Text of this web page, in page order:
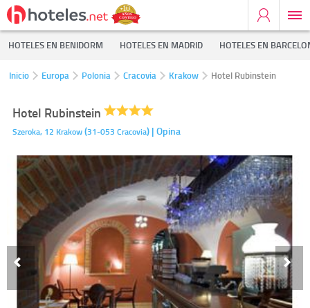
HOTELES EN BENIDORM HOTELES EN MADRID HOTELES EN
Inicio Europa Polonia Cracovia Krakow Hotel Rubinstein
Hotel Rubinstein
Szeroka, 12 Krakow(31-053 Cracovia) | Opina